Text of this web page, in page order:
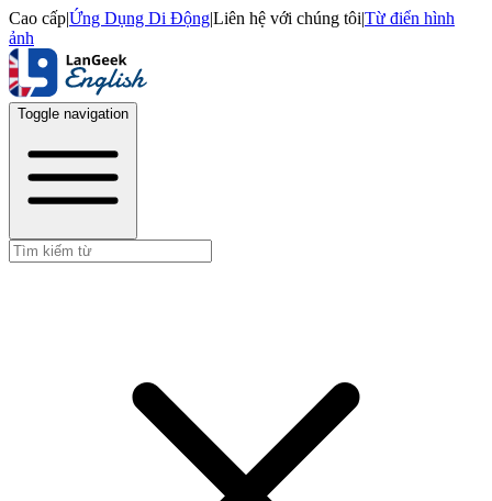
Cao cấp|Ứng Dụng Di Động|Liên hệ với chúng tôi|Từ điển hình
ảnh
Toggle navigation